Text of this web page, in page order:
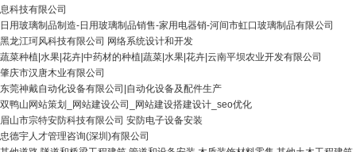
息科技有限公司
日用玻璃制品制造-日用玻璃制品销售-家用电器销-河间市虹口玻璃制品有限公司
黑龙江珂风科技有限公司 网络系统设计和开发
蔬菜种植|水果|花卉|中药材的种植|蔬菜|水果|花卉|云南平坝农业开发有限公司
肇庆市汉唐木业有限公司
东莞神戴自动化设备有限公司|自动化设备及配件生产
双鸭山网站策划_网站建设公司_网站建设搭建设计_seo优化
眉山市宗特安防科技有限公司 安防电子设备安装
忠德宇人才管理咨询(深圳)有限公司